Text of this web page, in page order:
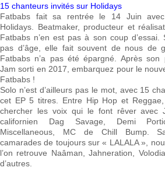
15 chanteurs invités sur Holidays
Fatbabs fait sa rentrée le 14 Juin
Holidays. Beatmaker, producteur et
Fatbabs n’en est pas à son coup d’essai.
pas d’âge, elle fait souvent de nous de
Fatbabs n’a pas été épargné. Après son
Jam sorti en 2017, embarquez pour le
Fatbabs !
Solo n’est d’ailleurs pas le mot, avec 15
cet EP 5 titres. Entre Hip Hop et
chercher les voix qui le font rêver avec
californien Dag Savage, Demi
Miscellaneous, MC de Chill Bump.
camarades de toujours sur « LALALA »,
l’on retrouve Naâman, Jahneration,
d’autres.